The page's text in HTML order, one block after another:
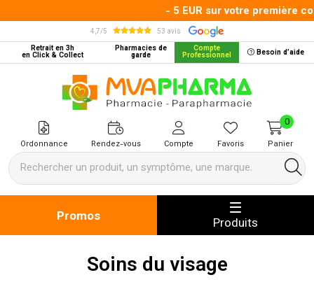
- 5 EUR sur votre première
4,7/5
53 avis
Retrait en 3h
en Click & Collect
Pharmacies de
garde
Compte
Professionnel Besoin d’aide
MVA Pharma Votre pharmacie
Ordonnance Rendez-vous Compte Favoris Panier
0
Promos Produits
Soins du visage